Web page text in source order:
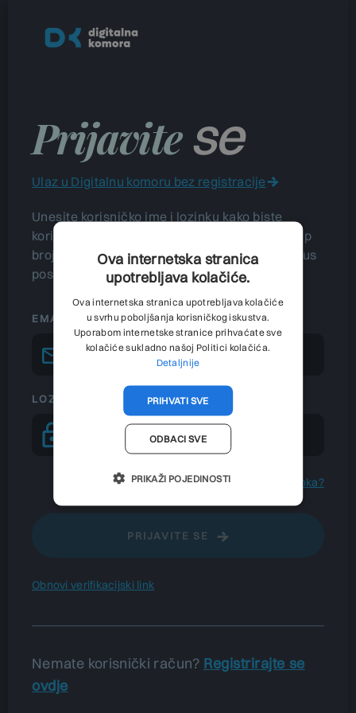
Prijavitese
Ulaz u Digitalnu komoru bez registracije
Unesite korisničko ime i lozinku kako biste
koristili portal Digitalna komora te imali pristup
brojnim podacima koji će Vam dati uvid u status
poslovanja Vašeg poslovnog subjekta.
EMAIL
LOZINKA
Zaboravljena lozinka?
PRIJAVITE SE
Obnovi verifikacijski link
Nemate korisnički račun? Registrirajte se
ovdje
Ova internetska stranica
upotrebljava kolačiće.
Ova internetska stranica upotrebljava kolačiće
u svrhu poboljšanja korisničkog iskustva.
Uporabom internetske stranice prihvaćate sve
kolačiće sukladno našoj Politici kolačića.
Detaljnije
PRIHVATI SVE
ODBACI SVE
PRIKAŽI POJEDINOSTI